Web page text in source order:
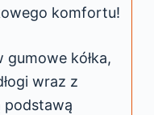
komfortu!
kółka,
wraz z
podstawą